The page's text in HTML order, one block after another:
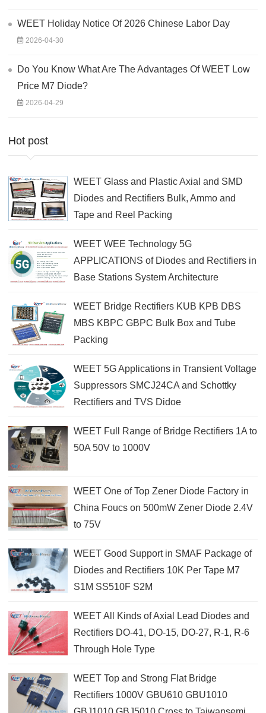
WEET Holiday Notice Of 2026 Chinese Labor Day
2026-04-30
Do You Know What Are The Advantages Of WEET Low
Price M7 Diode?
2026-04-29
Hot post
WEET Glass and Plastic Axial and SMD
Diodes and Rectifiers Bulk, Ammo and
Tape and Reel Packing
WEET WEE Technology 5G
APPLICATIONS of Diodes and Rectifiers in
Base Stations System Architecture
WEET Bridge Rectifiers KUB KPB DBS
MBS KBPC GBPC Bulk Box and Tube
Packing
WEET 5G Applications in Transient Voltage
Suppressors SMCJ24CA and Schottky
Rectifiers and TVS Didoe
WEET Full Range of Bridge Rectifiers 1A to
50A 50V to 1000V
WEET One of Top Zener Diode Factory in
China Foucs on 500mW Zener Diode 2.4V
to 75V
WEET Good Support in SMAF Package of
Diodes and Rectifiers 10K Per Tape M7
S1M SS510F S2M
WEET All Kinds of Axial Lead Diodes and
Rectifiers DO-41, DO-15, DO-27, R-1, R-6
Through Hole Type
WEET Top and Strong Flat Bridge
Rectifiers 1000V GBU610 GBU1010